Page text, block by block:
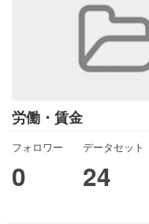
労働・賃金
フォロワー
0
データセット
24